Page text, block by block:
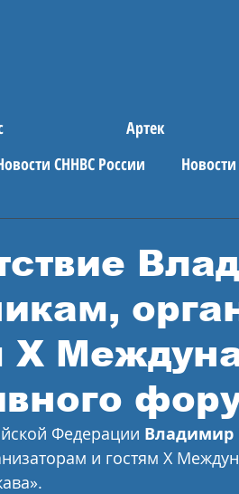
Артек
СННВС России
новости
Х
Федерации Владимир
и гостям Х